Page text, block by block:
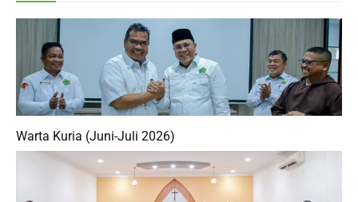
Warta Kuria (Juni-Juli 2026)